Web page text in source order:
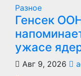
Разное
Генсек
ужасе
Авг 9, 2026